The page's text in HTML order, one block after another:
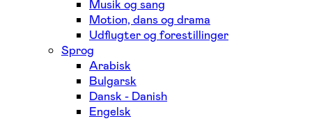
Musik og sang
Motion, dans og drama
Udflugter og forestillinger
Sprog
Arabisk
Bulgarsk
Dansk - Danish
Engelsk